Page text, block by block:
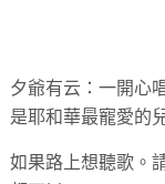
夕爺有云：一開心
是耶和華最寵愛的
如果路上想聽歌。